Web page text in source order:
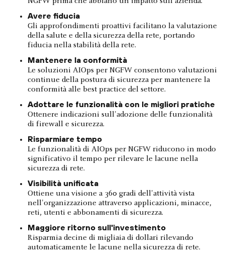
Avere fiducia
Gli approfondimenti proattivi facilitano la valutazione
della salute e della sicurezza della rete, portando
fiducia nella stabilità della rete.
Mantenere la conformità
Le soluzioni AIOps per NGFW consentono valutazioni
continue della postura di sicurezza per mantenere la
conformità alle best practice del settore.
Adottare le funzionalità con le migliori pratiche
Ottenere indicazioni sull'adozione delle funzionalità
di firewall e sicurezza.
Risparmiare tempo
Le funzionalità di AIOps per NGFW riducono in modo
significativo il tempo per rilevare le lacune nella
sicurezza di rete.
Visibilità unificata
Ottiene una visione a 360 gradi dell'attività vista
nell'organizzazione attraverso applicazioni, minacce,
reti, utenti e abbonamenti di sicurezza.
Maggiore ritorno sull'investimento
Risparmia decine di migliaia di dollari rilevando
automaticamente le lacune nella sicurezza di rete.